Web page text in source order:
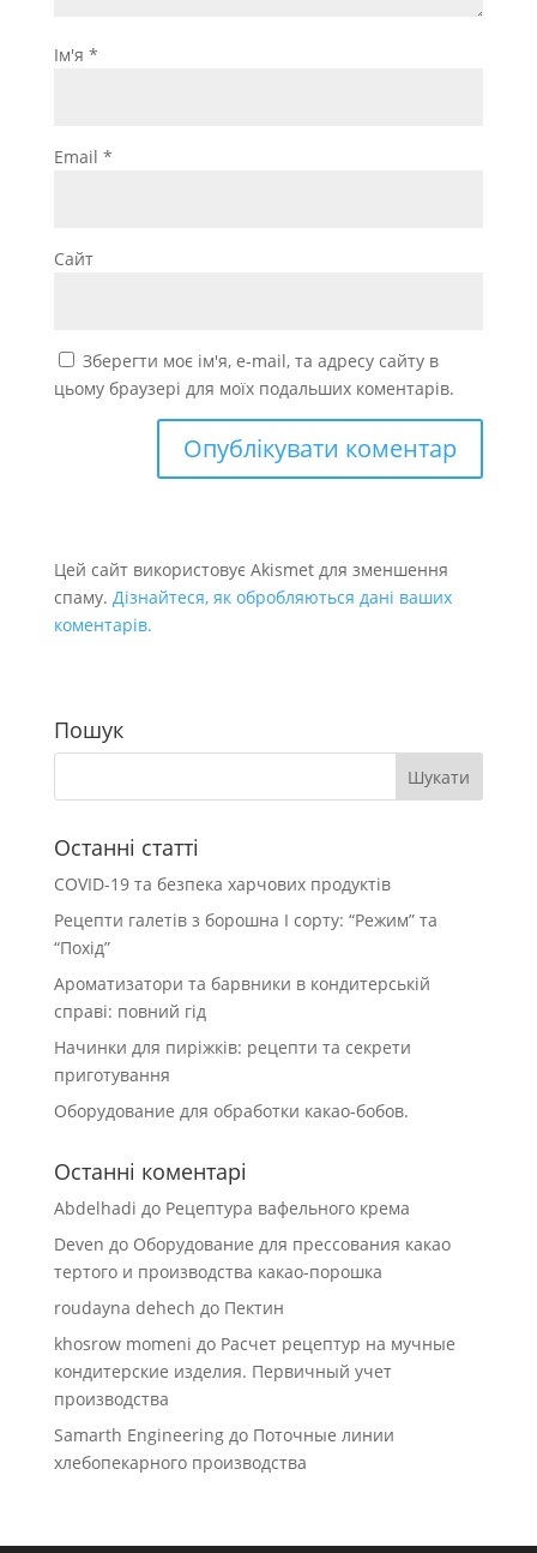
Ім'я *
Email *
Сайт
Зберегти моє ім'я, e-mail, та адресу сайту в
цьому браузері для моїх подальших коментарів.
Цей сайт використовує Akismet для зменшення
спаму. Дізнайтеся, як обробляються дані ваших
коментарів.
Пошук
Останні статті
COVID-19 та безпека харчових продуктів
Рецепти галетів з борошна І сорту: “Режим” та
“Похід”
Ароматизатори та барвники в кондитерській
справі: повний гід
Начинки для пиріжків: рецепти та секрети
приготування
Оборудование для обработки какао-бобов.
Останні коментарі
Abdelhadi до Рецептура вафельного крема
Deven до Оборудование для прессования какао
тертого и производства какао-порошка
roudayna dehech до Пектин
khosrow momeni до Расчет рецептур на мучные
кондитерские изделия. Первичный учет
производства
Samarth Engineeringдо Поточные линии
хлебопекарного производства